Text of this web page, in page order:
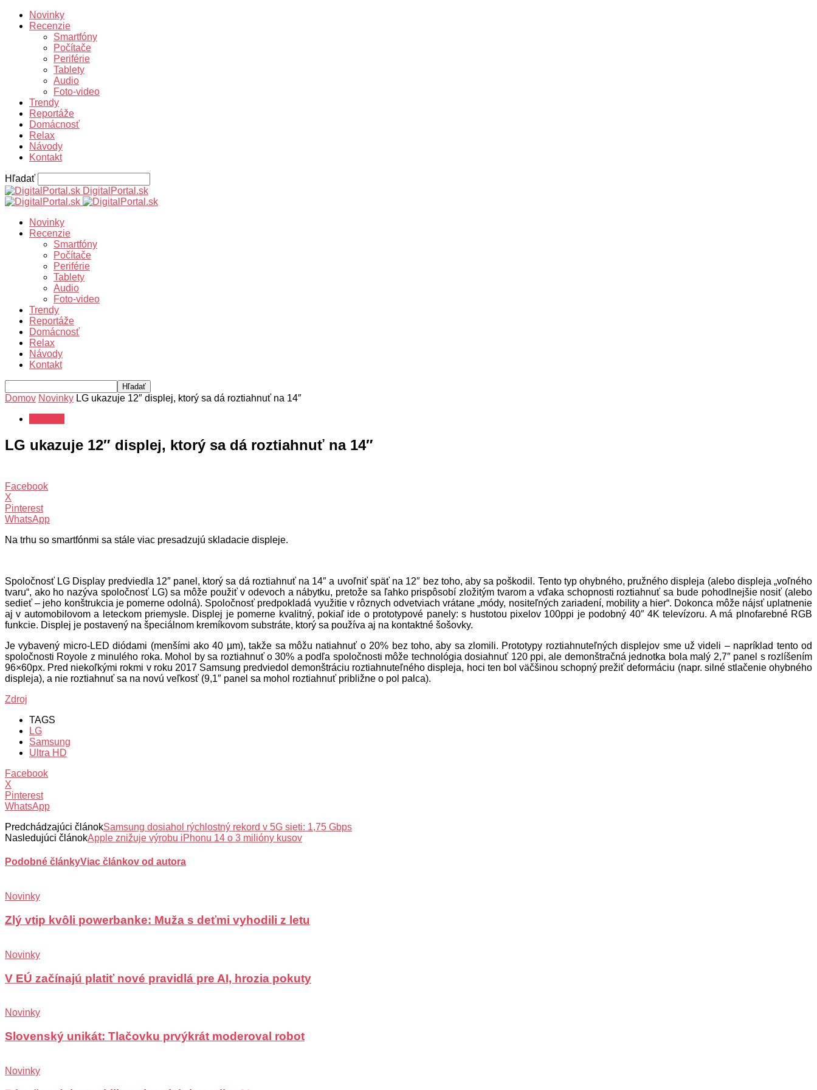
Novinky
Recenzie
Smartfóny
Počítače
Periférie
Tablety
Audio
Foto-video
Trendy
Reportáže
Domácnosť
Relax
Návody
Kontakt
Hľadať
DigitalPortal.sk
Novinky
Recenzie
Smartfóny
Počítače
Periférie
Tablety
Audio
Foto-video
Trendy
Reportáže
Domácnosť
Relax
Návody
Kontakt
Domov Novinky LG ukazuje 12″ displej, ktorý sa dá roztiahnuť na 14″
LG ukazuje 12″ displej, ktorý sa dá roztiahnuť na 14″
Facebook
X
Pinterest
WhatsApp
Na trhu so smartfónmi sa stále viac presadzujú skladacie displeje.
Spoločnosť LG Display predviedla 12″ panel, ktorý sa dá roztiahnuť na 14″ a uvoľniť späť na 12″ bez toho, aby sa poškodil. Tento typ ohybného, pružného displeja (alebo displeja „voľného
tvaru“, ako ho nazýva spoločnosť LG) sa môže použiť v odevoch a nábytku, pretože sa ľahko prispôsobí zložitým tvarom a vďaka schopnosti roztiahnuť sa bude pohodlnejšie nosiť (alebo
sedieť – jeho konštrukcia je pomerne odolná). Spoločnosť predpokladá využitie v rôznych odvetviach vrátane „módy, nositeľných zariadení, mobility a hier“. Dokonca môže nájsť uplatnenie
aj v automobilovom a leteckom priemysle. Displej je pomerne kvalitný, pokiaľ ide o prototypové panely: s hustotou pixelov 100ppi je podobný 40″ 4K televízoru. A má plnofarebné RGB
funkcie. Displej je postavený na špeciálnom kremíkovom substráte, ktorý sa používa aj na kontaktné šošovky.
Je vybavený micro-LED diódami (menšími ako 40 µm), takže sa môžu natiahnuť o 20% bez toho, aby sa zlomili. Prototypy roztiahnuteľných displejov sme už videli – napríklad tento od
spoločnosti Royole z minulého roka. Mohol by sa roztiahnuť o 30% a podľa spoločnosti môže technológia dosiahnuť 120 ppi, ale demonštračná jednotka bola malý 2,7″ panel s rozlíšením
96×60px. Pred niekoľkými rokmi v roku 2017 Samsung predviedol demonštráciu roztiahnuteľného displeja, hoci ten bol väčšinou schopný prežiť deformáciu (napr. silné stlačenie ohybného
displeja), a nie roztiahnuť sa na novú veľkosť (9,1″ panel sa mohol roztiahnuť približne o pol palca).
Zdroj
TAGS
LG
Samsung
Ultra HD
Facebook
X
Pinterest
WhatsApp
Predchádzajúci článokSamsung dosiahol rýchlostný rekord v 5G sieti: 1,75 Gbps
Nasledujúci článokApple znižuje výrobu iPhonu 14 o 3 milióny kusov
Podobné článkyViac článkov od autora
Novinky
Zlý vtip kvôli powerbanke: Muža s deťmi vyhodili z letu
Novinky
V EÚ začínajú platiť nové pravidlá pre AI, hrozia pokuty
Novinky
Slovenský unikát: Tlačovku prvýkrát moderoval robot
Novinky